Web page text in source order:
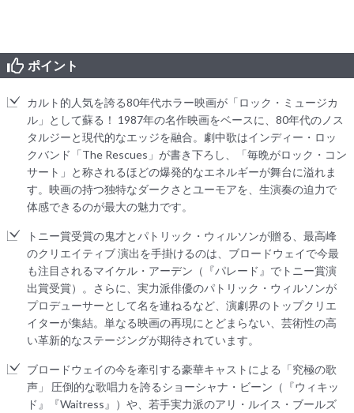
ポイント
カルト的人気を誇る80年代ホラー映画が「ロック・ミュージカ
ル」として蘇る！ 1987年の名作映画をベースに、80年代のノス
タルジーと現代的なエッジを融合。劇中歌はインディー・ロッ
クバンド「The Rescues」が書き下ろし、「毎晩がロック・コン
サート」と称されるほどの爆発的なエネルギーが舞台に溢れま
す。映画の持つ独特なダークさとユーモアを、生演奏の迫力で
体感できるのが最大の魅力です。
トニー賞受賞の鬼才とパトリック・ウィルソンが贈る、最高峰
のクリエイティブ 演出を手掛けるのは、ブロードウェイで今最
も注目されるマイケル・アーデン（『パレード』でトニー賞演
出賞受賞）。さらに、実力派俳優のパトリック・ウィルソンが
プロデューサーとして名を連ねるなど、演劇界のトップクリエ
イターが集結。単なる映画の再現にとどまらない、芸術性の高
い革新的なステージングが期待されています。
ブロードウェイの今を牽引する豪華キャストによる「究極の歌
声」 圧倒的な歌唱力を誇るショーシャナ・ビーン（『ウィキッ
ド』『Waitress』）や、若手実力派のアリ・ルイス・ブールズ